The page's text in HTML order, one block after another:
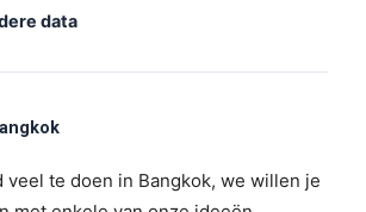
data
veel te doen in Bangkok, we willen je